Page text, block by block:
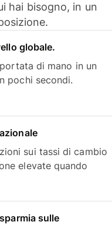
hai bisogno, in un
globale.
di mano in un
pochi secondi.
sui tassi di cambio
elevate quando
sulle